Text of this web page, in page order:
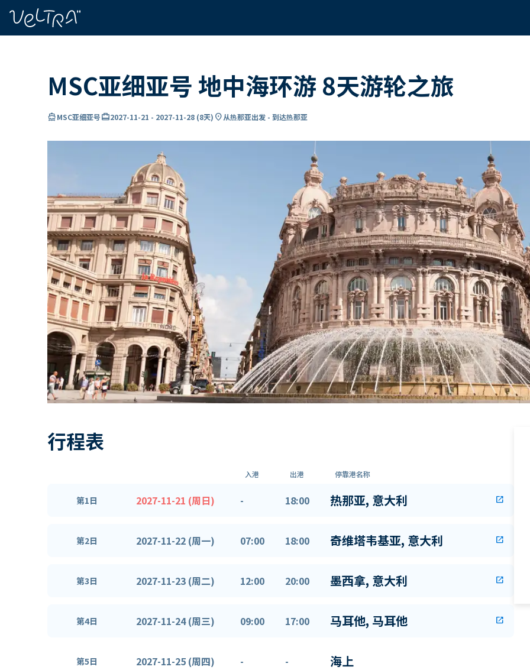
MSC亚细亚号 地中海环游 8天游轮之旅
directions_boatMSC亚细亚号card_travel2027-11-21 - 2027-11-28 (8天) location_on从热那亚出发 - 到达热那亚
行程表
入港 出港 停靠港名称
第1日 2027-11-21 (周日) - 18:00 热那亚, 意大利 open_in_new
第2日 2027-11-22 (周一) 07:00 18:00 奇维塔韦基亚, 意大利 open_in_new
第3日 2027-11-23 (周二) 12:00 20:00 墨西拿, 意大利 open_in_new
第4日 2027-11-24 (周三) 09:00 17:00 马耳他, 马耳他 open_in_new
第5日 2027-11-25 (周四) - - 海上